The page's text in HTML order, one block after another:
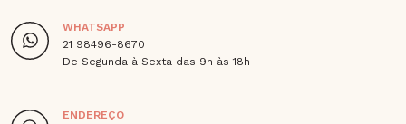
WHATSAPP
21 98496-8670
De Segunda à Sexta das 9h às 18h
ENDEREÇO